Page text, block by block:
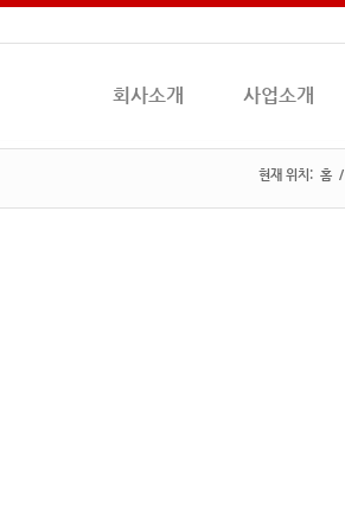
회사소개 사업소개
현재 위치: 홈 /